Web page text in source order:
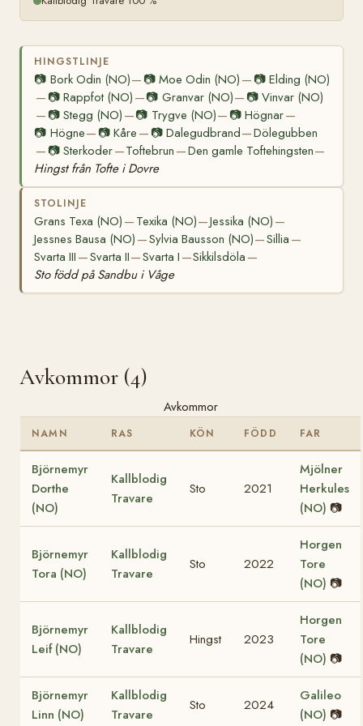
HINGSTLINJE
📷 Bork Odin (NO)— 📷Moe Odin (NO) — 📷 Elding (NO)
— 📷Rappfot (NO) —📷 Granvar (NO)— 📷Vinvar (NO)
— 📷Stegg (NO) —📷 Trygve (NO)— 📷Högnar—
📷 Högne— 📷Kåre — 📷 Dalegudbrand—Dölegubben
— 📷Sterkoder—Toftebrun —Den gamle Toftehingsten—
Hingst från Tofte i Dovre
STOLINJE
Grans Texa (NO) — Texika (NO)—Jessika (NO) —
Jessnes Bausa (NO) —Sylvia Bausson (NO)—Sillia —
Svarta III —Svarta II—Svarta I —Sikkilsdöla —
Sto född på Sandbu i Våge
Avkommor (4)
Avkommor
NAMN RAS KÖN FÖDD FAR
Björnemyr
Dorthe
(NO)
Kallblodig
Travare
Sto 2021
Mjölner
Herkules
(NO) 📷
Björnemyr
Tora (NO)
Kallblodig
Travare
Sto 2022
Horgen
Tore
(NO) 📷
Björnemyr
Leif (NO)
Kallblodig
Travare
Hingst 2023
Horgen
Tore
(NO) 📷
Björnemyr
Linn (NO)
Kallblodig
Travare
Sto 2024
Galileo
(NO) 📷